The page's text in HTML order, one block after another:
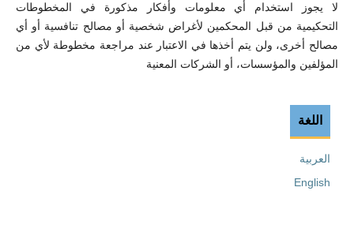
لا يجوز استخدام أي معلومات وأفكار مذكورة في المخطوطات
التحكيمية من قبل المحكمين لأغراض شخصية أو مصالح تنافسية أو أي
مصالح أخرى، ولن يتم أخذها في الاعتبار عند مراجعة مخطوطة لأي من
المؤلفين والمؤسسات، أو الشركات المعنية
اللغة
العربية
English